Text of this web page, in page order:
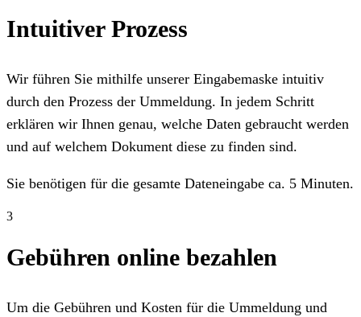
Intuitiver Prozess
Wir führen Sie mithilfe unserer Eingabemaske intuitiv
durch den Prozess der Ummeldung. In jedem Schritt
erklären wir Ihnen genau, welche Daten gebraucht werden
und auf welchem Dokument diese zu finden sind.
Sie benötigen für die gesamte Dateneingabe ca. 5 Minuten.
3
Gebühren online bezahlen
Um die Gebühren und Kosten für die Ummeldung und